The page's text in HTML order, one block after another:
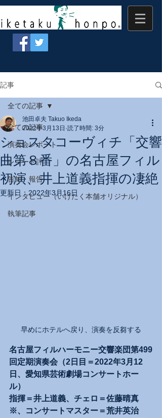
記事
全ての記事
演奏会レポート
レコード評
告知・報告
インタビュー（いけたく本舗オリジナル）
執筆記事
全ての記事
ショスタコーヴィチ「交響
曲第８番」の名古屋フィル
初演、井上道義指揮の凄絶
池田卓夫 Takuo Ikeda
2022年3月13日 読了時間: 3分
更新日：2022年3月16日
早めにホテルへ戻り、演奏を反芻する
名古屋フィルハーモニー交響楽団第499
回定期演奏会（2日目＝2022年3月12
日、愛知県芸術劇場コンサートホー
ル）
指揮＝井上道義、チェロ＝佐藤晴真
※、コンサートマスター＝荒井英治